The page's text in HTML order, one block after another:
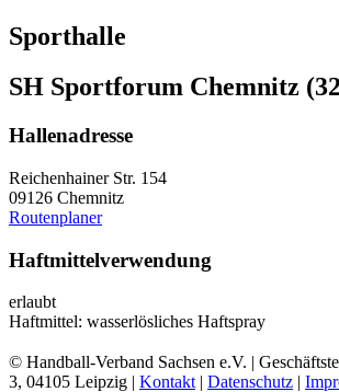
Sporthalle
SH Sportforum Chemnitz
Hallenadresse
Reichenhainer Str. 154
09126 Chemnitz
Routenplaner
Haftmittelverwendung
erlaubt
Haftmittel: wasserlösliches Haftspray
© Handball-Verband Sachsen e.V. |
3, 04105 Leipzig | Kontakt | Datenschutz |